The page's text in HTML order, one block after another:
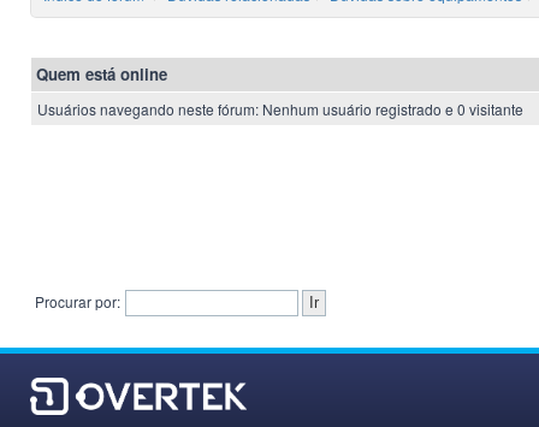
Quem está online
Usuários navegando neste fórum: Nenhum usuário registrado e 0 visitante
Procurar por: